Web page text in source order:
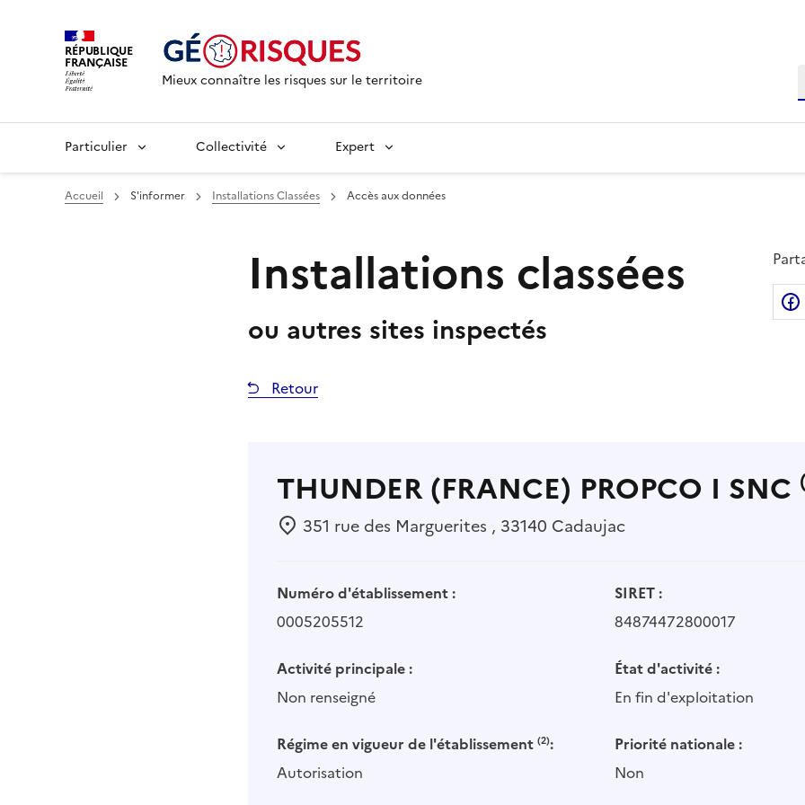
RÉPUBLIQUE
FRANÇAISE
Mieux connaître les risques sur le territoire
Particulier Collectivité Expert
Accueil S'informer Installations Classées Accès aux données
Installations classées
ou autres sites inspectés
Retour
THUNDER (FRANCE) PROPCO I SNC
351 rue des Marguerites , 33140 Cadaujac
Numéro d'établissement :
0005205512
SIRET :
84874472800017
Activité principale :
Non renseigné
État d'activité :
En fin d'exploitation
Régime en vigueur de l'établissement (2):
Autorisation
Priorité nationale :
Non